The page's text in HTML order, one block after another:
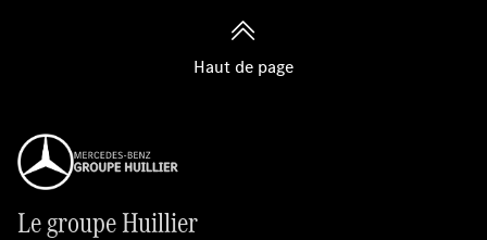
Haut de page
Le groupe Huillier